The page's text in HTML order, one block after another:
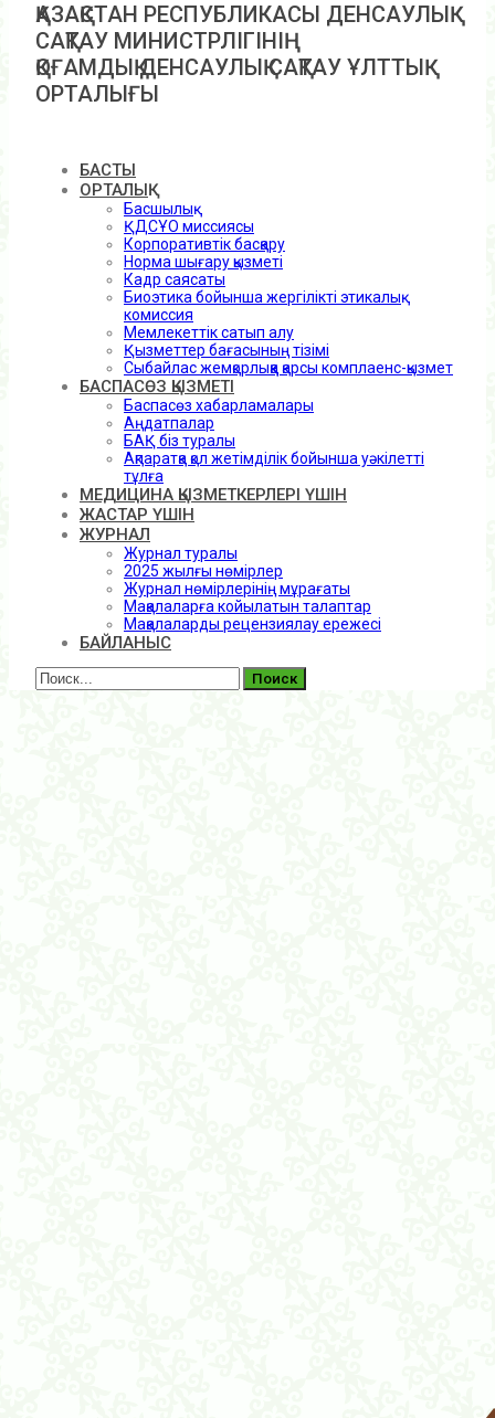
ҚАЗАҚСТАН РЕСПУБЛИКАСЫ ДЕНСАУЛЫҚ
САҚТАУ МИНИСТРЛІГІНІҢ
ҚОҒАМДЫҚ ДЕНСАУЛЫҚ САҚТАУ ҰЛТТЫҚ
ОРТАЛЫҒЫ
БАСТЫ
ОРТАЛЫҚ
Басшылық
ҚДСҰО миссиясы
Корпоративтік басқару
Норма шығару қызметі
Кадр саясаты
Биоэтика бойынша жергілікті этикалық
комиссия
Мемлекеттік сатып алу
Қызметтер бағасының тізімі
Сыбайлас жемқорлыққа қарсы комплаенс-қызмет
БАСПАСӨЗ ҚЫЗМЕТІ
Баспасөз хабарламалары
Аңдатпалар
БАҚ біз туралы
Ақпаратқа қол жетімділік бойынша уәкілетті
тұлға
МЕДИЦИНА ҚЫЗМЕТКЕРЛЕРІ ҮШІН
ЖАСТАР ҮШІН
ЖУРНАЛ
Журнал туралы
2025 жылғы нөмірлер
Журнал нөмірлерінің мұрағаты
Мақалаларға койылатын талаптар
Мақалаларды рецензиялау ережесі
БАЙЛАНЫС